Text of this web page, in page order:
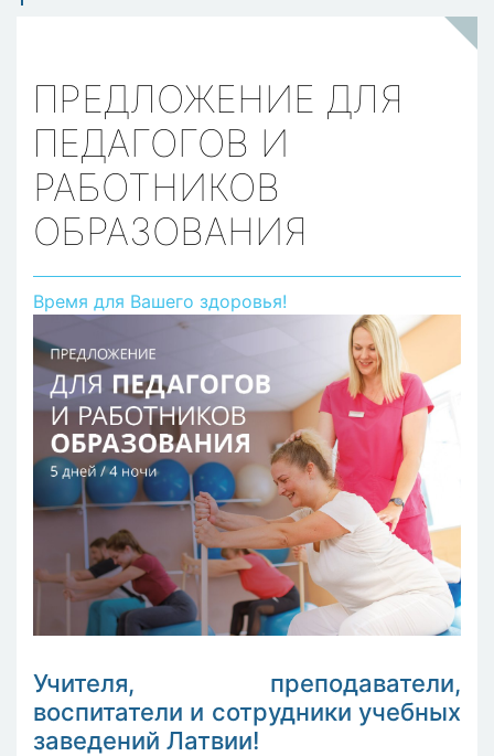
ПРЕДЛОЖЕНИЕ ДЛЯ
ПЕДАГОГОВ И
РАБОТНИКОВ
ОБРАЗОВАНИЯ
Время для Вашего здоровья!
Учителя, преподаватели,
воспитатели и сотрудники учебных
заведений Латвии!